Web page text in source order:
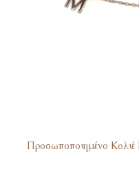
Προσωποποιημένο